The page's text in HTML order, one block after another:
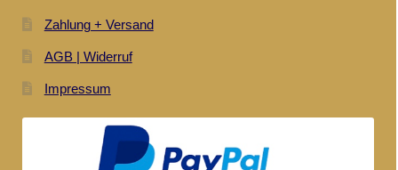
Zahlung + Versand
AGB | Widerruf
Impressum